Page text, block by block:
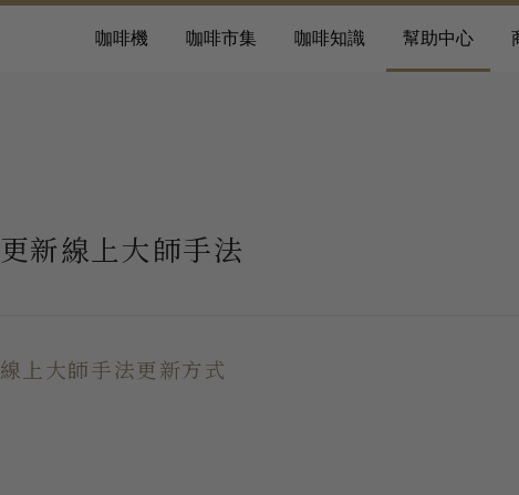
咖啡機 咖啡市集 咖啡知識 幫助中心
更新線上大師手法
線上大師手法更新方式